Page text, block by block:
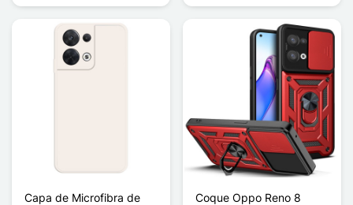
Capa de Microfibra de
Coque Oppo Reno 8